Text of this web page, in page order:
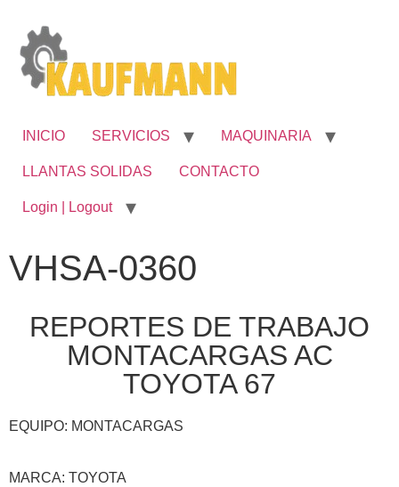
INICIO SERVICIOS MAQUINARIA
LLANTAS SOLIDAS CONTACTO
Login | Logout
VHSA-0360
REPORTES DE TRABAJO
MONTACARGAS AC
TOYOTA 67
EQUIPO: MONTACARGAS
MARCA: TOYOTA